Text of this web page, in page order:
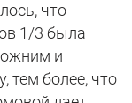
что
1/3 была
и
тем более, что